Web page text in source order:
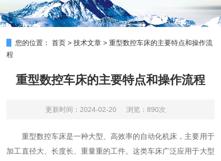
您的位置： 首页 >技术文章 >重型数控车床的主要特点和操作流
程
重型数控车床的主要特点和操作流程
更新时间：2024-02-20 浏览：890次
重型数控车床是一种大型、高效率的自动化机床，主要用于
加工直径大、长度长、重量重的工件。这类车床广泛应用于大型